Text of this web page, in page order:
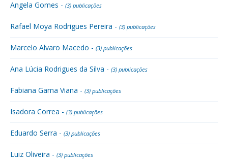
Angela Gomes - (3) publicações
Rafael Moya Rodrigues Pereira - (3) publicações
Marcelo Alvaro Macedo - (3) publicações
Ana Lúcia Rodrigues da Silva - (3) publicações
Fabiana Gama Viana - (3) publicações
Isadora Correa - (3) publicações
Eduardo Serra - (3) publicações
Luiz Oliveira - (3) publicações